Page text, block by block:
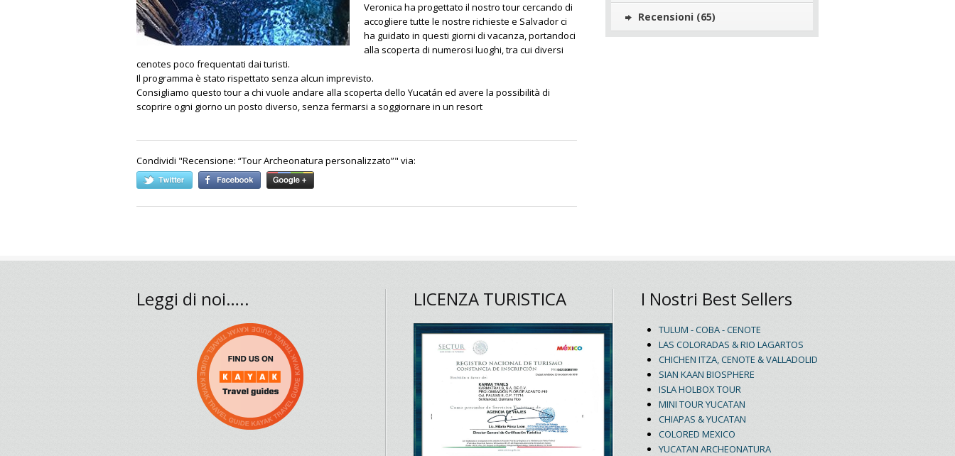
Veronica ha progettato il nostro tour cercando di
accogliere tutte le nostre richieste e Salvador ci
ha guidato in questi giorni di vacanza, portandoci
alla scoperta di numerosi luoghi, tra cui diversi
cenotes poco frequentati dai turisti.
Il programma è stato rispettato senza alcun imprevisto.
Consigliamo questo tour a chi vuole andare alla scoperta dello Yucatán ed avere la possibilità di
scoprire ogni giorno un posto diverso, senza fermarsi a soggiornare in un resort
Condividi "Recensione: “Tour Archeonatura personalizzato”" via:
Recensioni (65)
Leggi di noi….. LICENZA TURISTICA I Nostri Best Sellers
TULUM - COBA - CENOTE
LAS COLORADAS & RIO LAGARTOS
CHICHEN ITZA, CENOTE & VALLADOLID
SIAN KAAN BIOSPHERE
ISLA HOLBOX TOUR
MINI TOUR YUCATAN
CHIAPAS & YUCATAN
COLORED MEXICO
YUCATAN ARCHEONATURA